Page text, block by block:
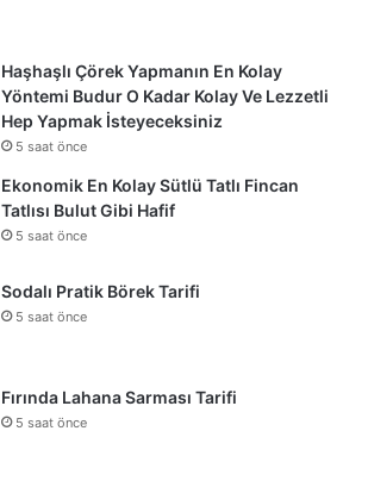
Haşhaşlı Çörek Yapmanın En Kolay
Yöntemi Budur O Kadar Kolay Ve Lezzetli
Hep Yapmak İsteyeceksiniz
5 saat önce
Ekonomik En Kolay Sütlü Tatlı Fincan
Tatlısı Bulut Gibi Hafif
5 saat önce
Sodalı Pratik Börek Tarifi
5 saat önce
Fırında Lahana Sarması Tarifi
5 saat önce